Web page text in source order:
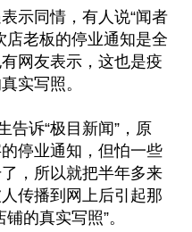
示同情，有人说“闻者
店老板的停业通知是全
网友表示，这也是疫
实写照。
告诉“极目新闻”，原
停业通知，但怕一些
，所以就把半年多来
传播到网上后引起那
的真实写照”。